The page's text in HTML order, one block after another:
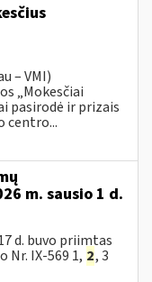
– VMI)
„Mokesčiai
pasirodė ir prizais
centro...
m. sausio 1 d.
d. buvo priimtas
Nr. IX-569 1, 2, 3